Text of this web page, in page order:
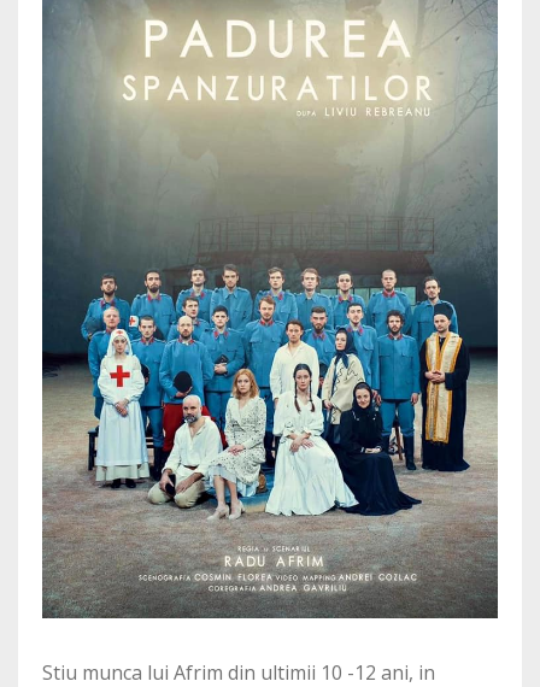
Stiu munca lui Afrim din ultimii 10 -12 ani, in